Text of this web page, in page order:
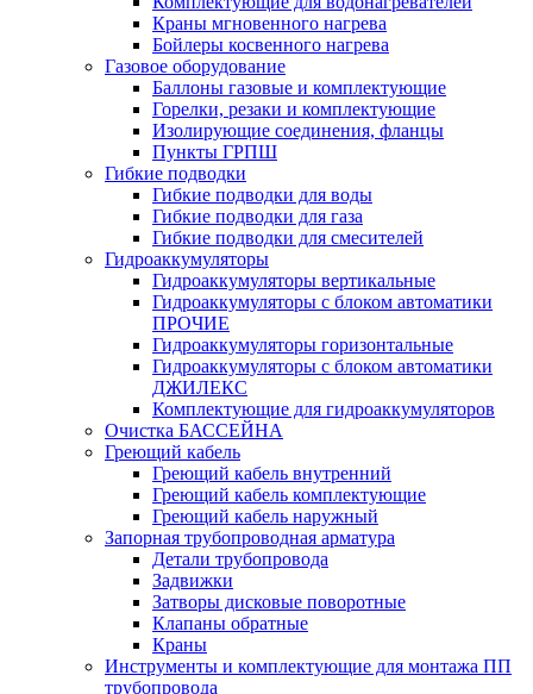
Краны мгновенного нагрева
Бойлеры косвенного нагрева
Газовое оборудование
Баллоны газовые и комплектующие
Горелки, резаки и комплектующие
Изолирующие соединения, фланцы
Пункты ГРПШ
Гибкие подводки
Гибкие подводки для воды
Гибкие подводки для газа
Гибкие подводки для смесителей
Гидроаккумуляторы
Гидроаккумуляторы вертикальные
Гидроаккумуляторы с блоком автоматики
ПРОЧИЕ
Гидроаккумуляторы горизонтальные
Гидроаккумуляторы с блоком автоматики
ДЖИЛЕКС
Комплектующие для гидроаккумуляторов
Очистка БАССЕЙНА
Греющий кабель
Греющий кабель внутренний
Греющий кабель комплектующие
Греющий кабель наружный
Запорная трубопроводная арматура
Детали трубопровода
Задвижки
Затворы дисковые поворотные
Клапаны обратные
Краны
Инструменты и комплектующие для монтажа ПП
трубопровода